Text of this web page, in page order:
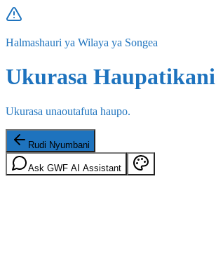
Halmashauri ya Wilaya ya Songea
Ukurasa Haupatikani
Ukurasa unaoutafuta haupo.
Rudi Nyumbani
Ask GWF AI Assistant